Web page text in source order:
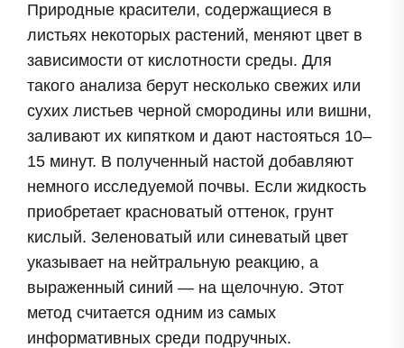
Природные красители, содержащиеся в
листьях некоторых растений, меняют цвет в
зависимости от кислотности среды. Для
такого анализа берут несколько свежих или
сухих листьев черной смородины или вишни,
заливают их кипятком и дают настояться 10–
15 минут. В полученный настой добавляют
немного исследуемой почвы. Если жидкость
приобретает красноватый оттенок, грунт
кислый. Зеленоватый или синеватый цвет
указывает на нейтральную реакцию, а
выраженный синий — на щелочную. Этот
метод считается одним из самых
информативных среди подручных.